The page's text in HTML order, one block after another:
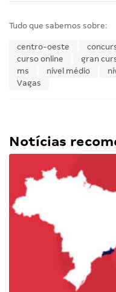
Tudo que sabemos sobre:
centro-oeste
curso online
gran
ms
nível médio
Vagas
Notícias